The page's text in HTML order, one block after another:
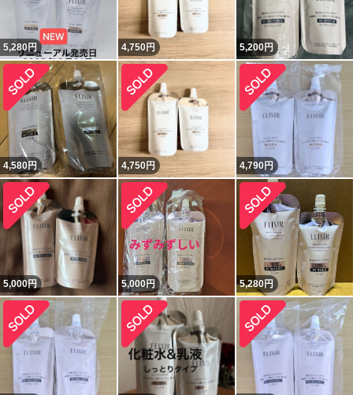
5,280円 4,750円 5,200円
4,580円 4,750円 4,790円
5,000円 5,000円 5,280円